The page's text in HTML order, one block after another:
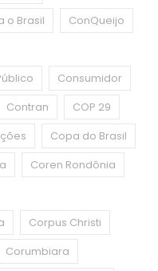
o Brasil
ConQueijo
Consumidor
Contran
COP 29
Copa do Brasil
Coren Rondônia
Corpus Christi
Corumbiara